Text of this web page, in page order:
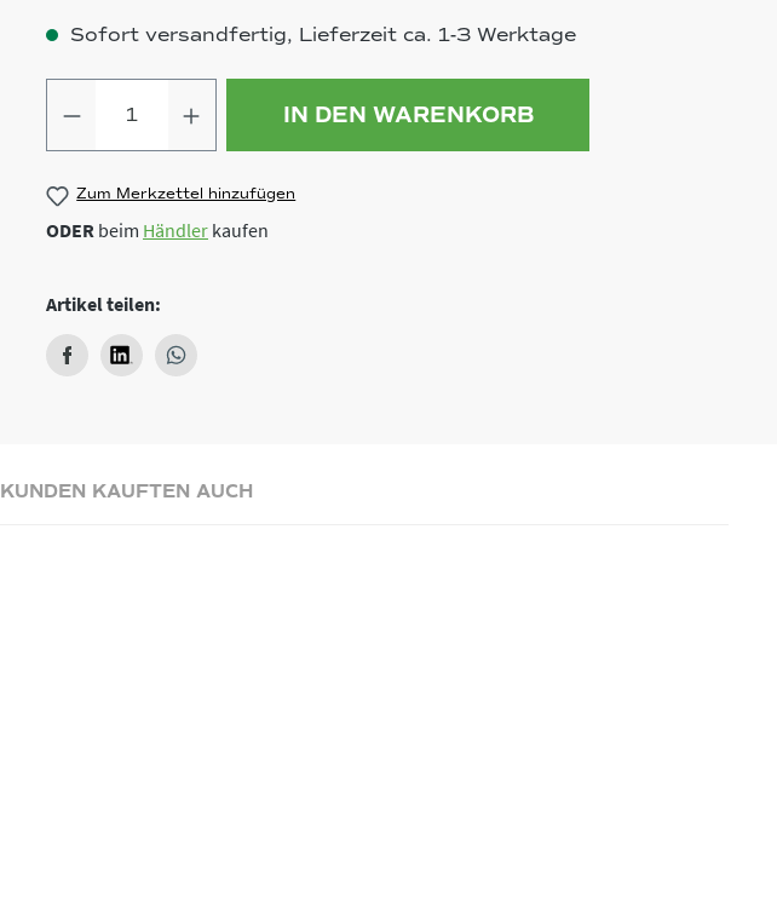
Sofort versandfertig, Lieferzeit ca. 1-3 Werktage
Produkt Anzahl: Gib den gewünschten Wert
IN DEN WARENKORB
Zum Merkzettel hinzufügen
ODER beim Händler kaufen
Artikel teilen:
KUNDEN KAUFTEN AUCH